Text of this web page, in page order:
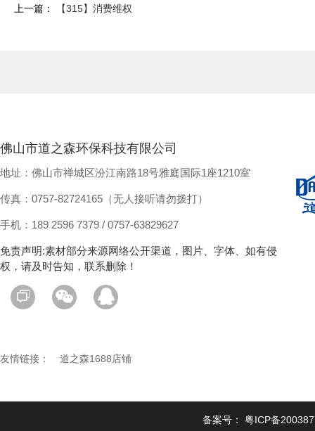
上一篇： 【315】消费维权
佛山市道之森环保科技有限公司
地址：佛山市禅城区汾江南路18号雅庭国际1座1210室
传真：0757-82724165（无人接听请勿拨打）
手机：189 2596 7379 / 0757-63829627
免责声明:素材部分来源网络公开渠道，图片、字体、如有侵
权，请及时告知，联系删除！
友情链接： 道之森1688店铺
备案号： 粤ICP备